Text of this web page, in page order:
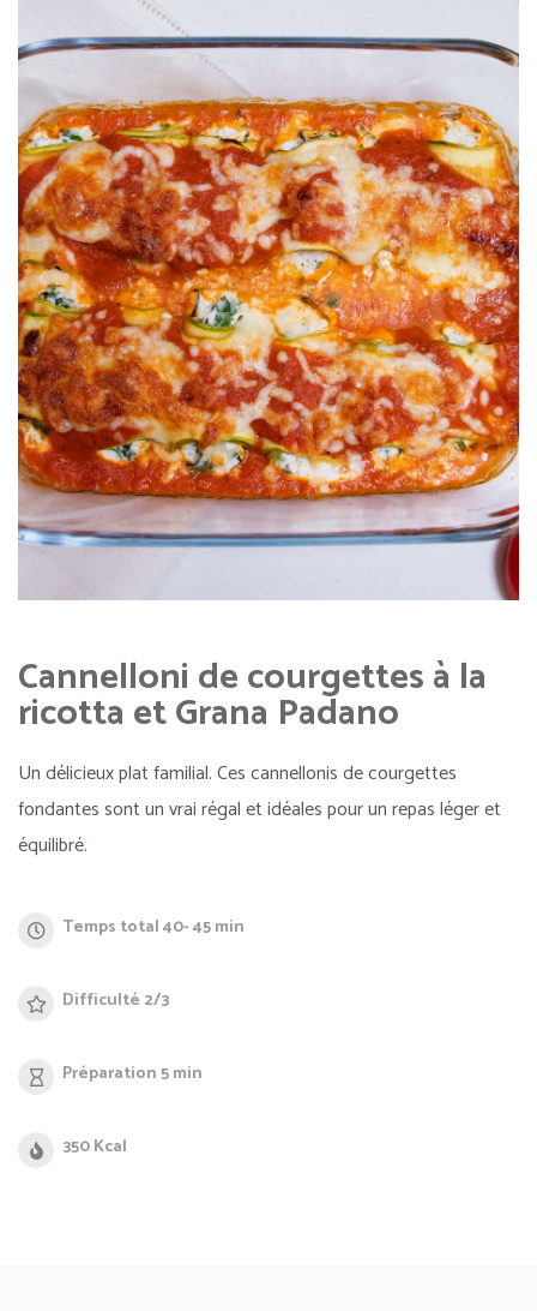
Cannelloni de courgettes à la
ricotta et Grana Padano
Un délicieux plat familial. Ces cannellonis de courgettes
fondantes sont un vrai régal et idéales pour un repas léger et
équilibré.
Temps total 40- 45 min
Difficulté 2/3
Préparation 5 min
350 Kcal